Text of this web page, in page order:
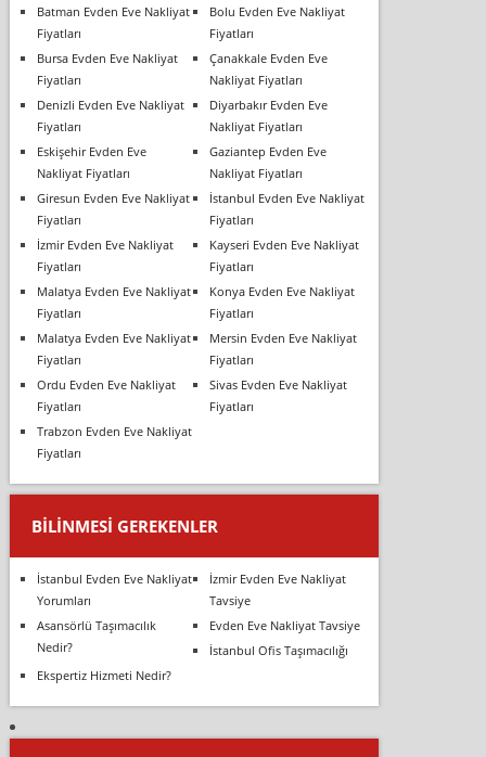
Batman Evden Eve Nakliyat
Fiyatları
Bolu Evden Eve Nakliyat
Fiyatları
Bursa Evden Eve Nakliyat
Fiyatları
Çanakkale Evden Eve
Nakliyat Fiyatları
Denizli Evden Eve Nakliyat
Fiyatları
Diyarbakır Evden Eve
Nakliyat Fiyatları
Eskişehir Evden Eve
Nakliyat Fiyatları
Gaziantep Evden Eve
Nakliyat Fiyatları
Giresun Evden Eve Nakliyat
Fiyatları
İstanbul Evden Eve Nakliyat
Fiyatları
İzmir Evden Eve Nakliyat
Fiyatları
Kayseri Evden Eve Nakliyat
Fiyatları
Malatya Evden Eve Nakliyat
Fiyatları
Konya Evden Eve Nakliyat
Fiyatları
Malatya Evden Eve Nakliyat
Fiyatları
Mersin Evden Eve Nakliyat
Fiyatları
Ordu Evden Eve Nakliyat
Fiyatları
Sivas Evden Eve Nakliyat
Fiyatları
Trabzon Evden Eve Nakliyat
Fiyatları
BILINMESI GEREKENLER
İstanbul Evden Eve Nakliyat
Yorumları
İzmir Evden Eve Nakliyat
Tavsiye
Asansörlü Taşımacılık
Nedir?
Evden Eve Nakliyat Tavsiye
İstanbul Ofis Taşımacılığı
Ekspertiz Hizmeti Nedir?